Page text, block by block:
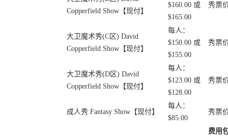
Copperfield Show【现付】
$160.00 或
$165.00
秀票
大卫魔术秀(C区) David
Copperfield Show【现付】
每人：
$150.00 或
$155.00
秀票
大卫魔术秀(D区) David
Copperfield Show【现付】
每人：
$123.00 或
$128.00
秀票
成人秀 Fantasy Show【现付】
每人：
$85.00
秀票
费用